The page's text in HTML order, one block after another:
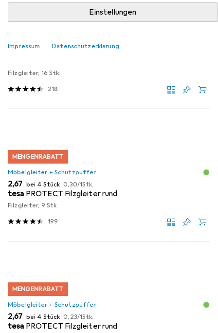
Einstellungen
Impressum Datenschutzerklärung
MENGENRABATT
EUR
4,17 EUR
Filzgleiter, 16 Stk.
218
MENGENRABATT
Möbelgleiter + Schutzpuffer
EUR
2,67 bei 4 Stück EUR
0,30/1Stk.
tesa PROTECT Filzgleiter rund
Filzgleiter, 9 Stk.
199
MENGENRABATT
Möbelgleiter + Schutzpuffer
EUR
2,67 bei 4 Stück EUR
0,23/1Stk.
tesa PROTECT Filzgleiter rund